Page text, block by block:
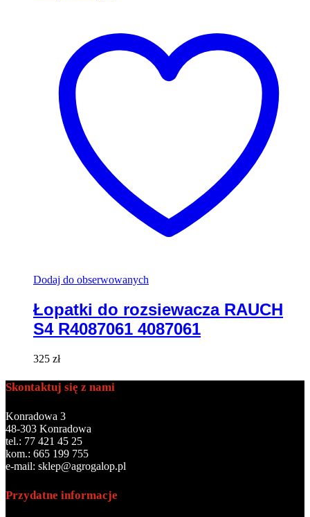
Dodaj do obserwowanych
Łopatki do rozsiewacza RAUCH
S4 R4087061 4087061
325 zł
Skontaktuj się z nami
Konradowa 3
48-303 Konradowa
tel.: 77 421 45 25
kom.: 665 199 755
e-mail: sklep@agrogalop.pl
Przydatne informacje